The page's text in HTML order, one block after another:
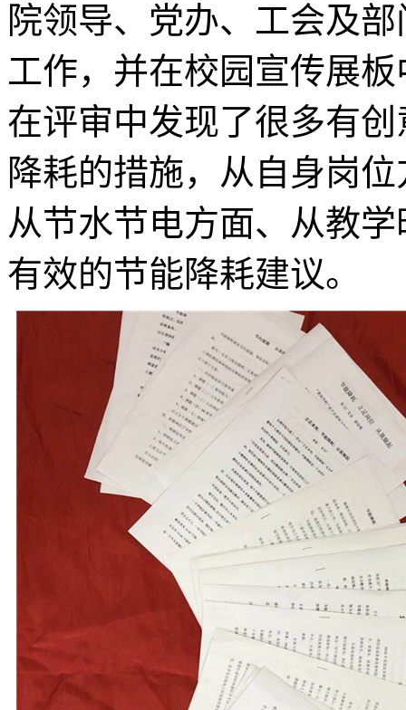
院领导、党办、工会及
工作，并在校园宣传展
在评审中发现了很多有
降耗的措施，从自身岗
从节水节电方面、从教
有效的节能降耗建议。